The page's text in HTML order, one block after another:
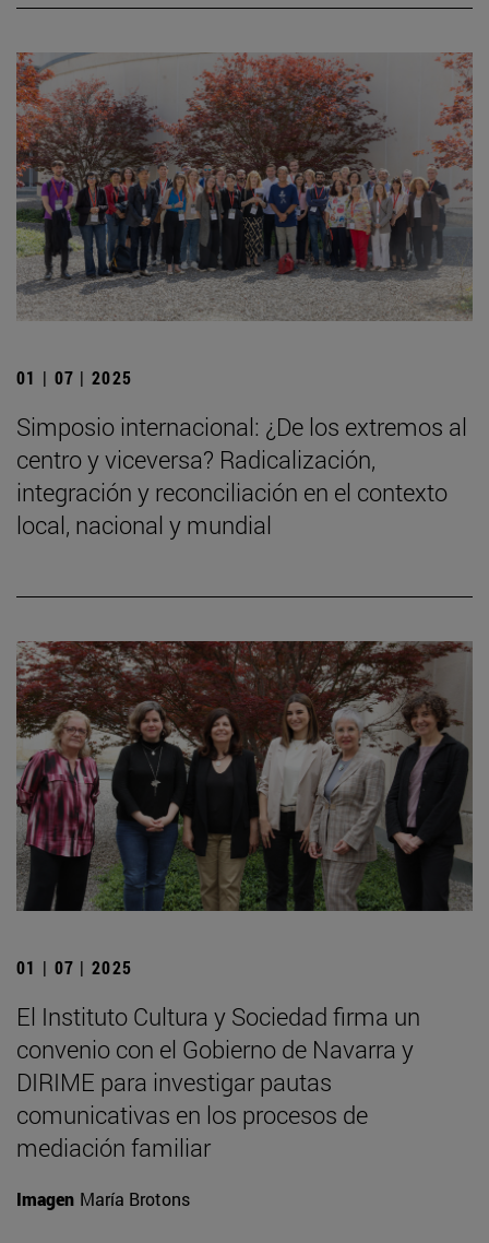
01 | 07 | 2025
Simposio internacional: ¿De los extremos al
centro y viceversa? Radicalización,
integración y reconciliación en el contexto
local, nacional y mundial
01 | 07 | 2025
El Instituto Cultura y Sociedad firma un
convenio con el Gobierno de Navarra y
DIRIME para investigar pautas
comunicativas en los procesos de
mediación familiar
Imagen María Brotons